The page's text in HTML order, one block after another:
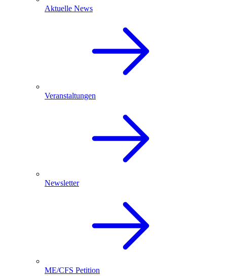
Aktuelle News
Veranstaltungen
Newsletter
ME/CFS Petition